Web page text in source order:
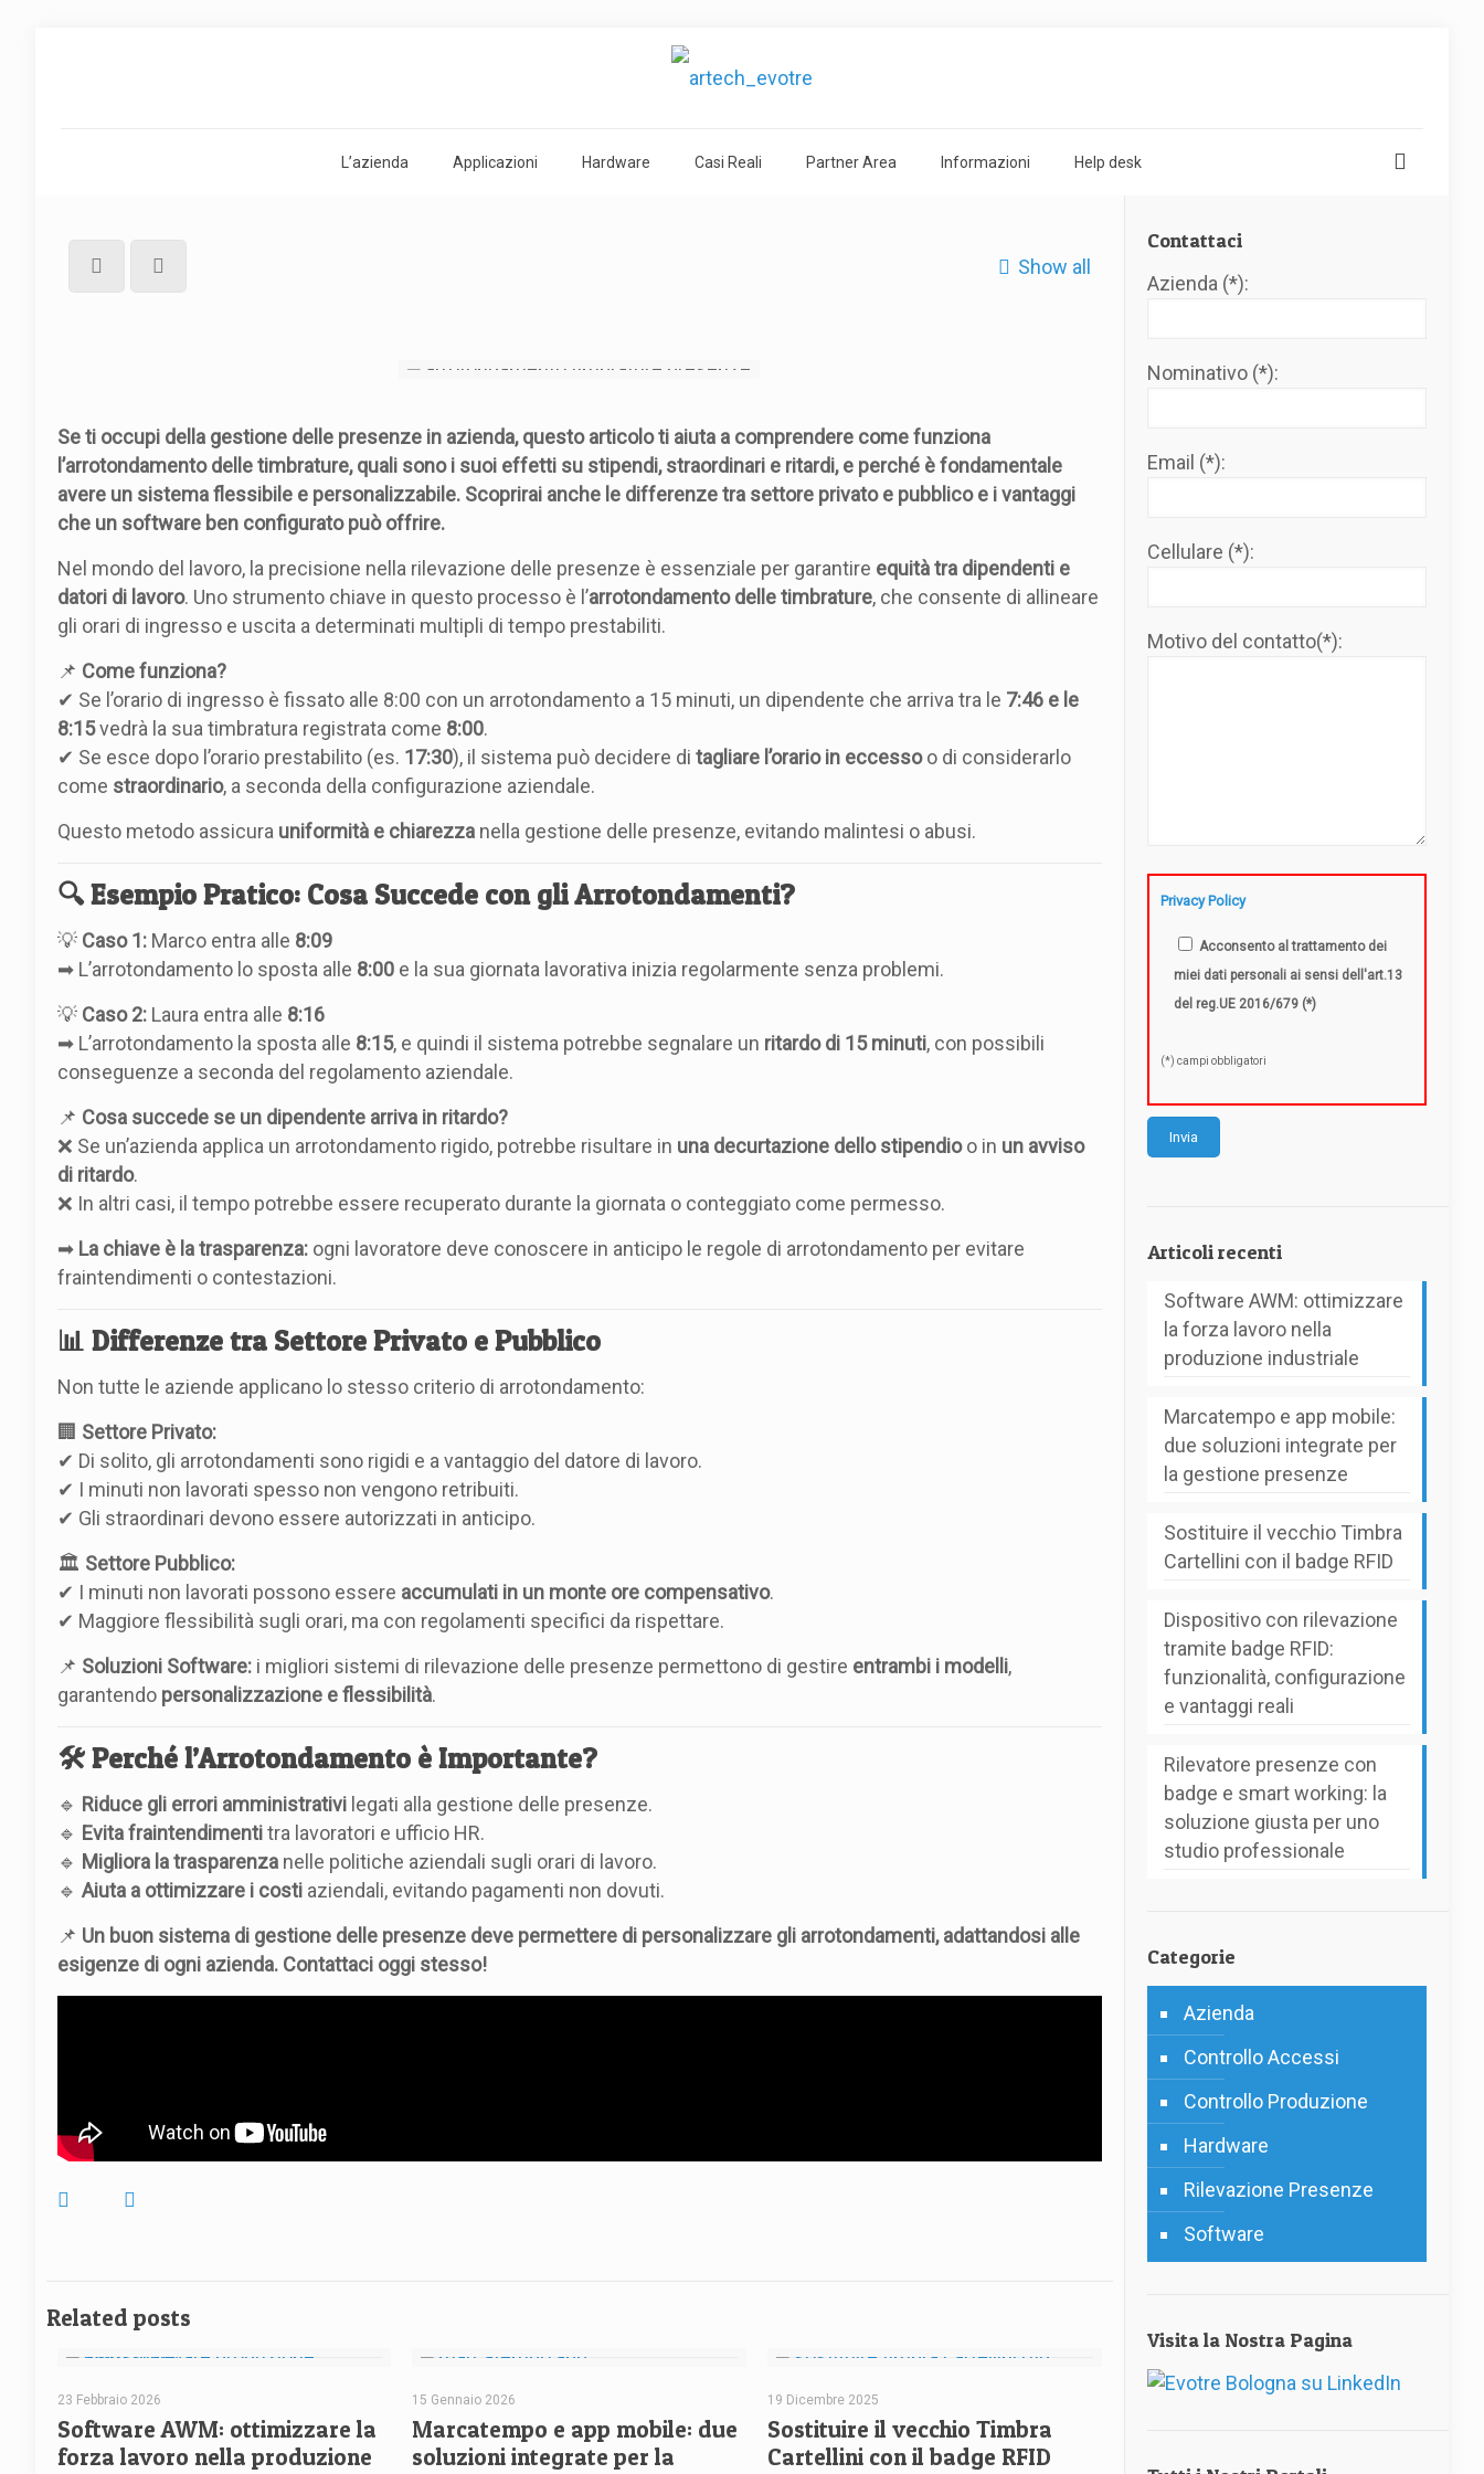
L’azienda Applicazioni Hardware Casi Reali Partner Area Informazioni Help desk
Show all
Se ti occupi della gestione delle presenze in azienda, questo articolo ti aiuta a comprendere come funziona
l’arrotondamento delle timbrature, quali sono i suoi effetti su stipendi, straordinari e ritardi, e perché è fondamentale
avere un sistema flessibile e personalizzabile. Scoprirai anche le differenze tra settore privato e pubblico e i vantaggi
che un software ben configurato può offrire.
Nel mondo del lavoro, la precisione nella rilevazione delle presenze è essenziale per garantire equità tra dipendenti e
datori di lavoro. Uno strumento chiave in questo processo è l’arrotondamento delle timbrature, che consente di allineare
gli orari di ingresso e uscita a determinati multipli di tempo prestabiliti.
📌 Come funziona?
✔ Se l’orario di ingresso è fissato alle 8:00 con un arrotondamento a 15 minuti, un dipendente che arriva tra le 7:46 e le
8:15vedrà la sua timbratura registrata come 8:00.
✔ Se esce dopo l’orario prestabilito (es. 17:30), il sistema può decidere di tagliare l’orario in eccessoo di considerarlo
come straordinario, a seconda della configurazione aziendale.
Questo metodo assicura uniformità e chiarezzanella gestione delle presenze, evitando malintesi o abusi.
🔍 Esempio Pratico: Cosa Succede con gli Arrotondamenti?
💡 Caso 1:Marco entra alle 8:09
➡ L’arrotondamento lo sposta alle 8:00e la sua giornata lavorativa inizia regolarmente senza problemi.
💡 Caso 2:Laura entra alle 8:16
➡ L’arrotondamento la sposta alle 8:15, e quindi il sistema potrebbe segnalare un ritardo di 15 minuti, con possibili
conseguenze a seconda del regolamento aziendale.
📌 Cosa succede se un dipendente arriva in ritardo?
❌ Se un’azienda applica un arrotondamento rigido, potrebbe risultare in una decurtazione dello stipendioo in un avviso
di ritardo.
❌ In altri casi, il tempo potrebbe essere recuperato durante la giornata o conteggiato come permesso.
➡ La chiave è la trasparenza:ogni lavoratore deve conoscere in anticipo le regole di arrotondamento per evitare
fraintendimenti o contestazioni.
📊 Differenze tra Settore Privato e Pubblico
Non tutte le aziende applicano lo stesso criterio di arrotondamento:
🏢 Settore Privato:
✔ Di solito, gli arrotondamenti sono rigidi e a vantaggio del datore di lavoro.
✔ I minuti non lavorati spesso non vengono retribuiti.
✔ Gli straordinari devono essere autorizzati in anticipo.
🏛 Settore Pubblico:
✔ I minuti non lavorati possono essere accumulati in un monte ore compensativo.
✔ Maggiore flessibilità sugli orari, ma con regolamenti specifici da rispettare.
📌 Soluzioni Software:i migliori sistemi di rilevazione delle presenze permettono di gestire entrambi i modelli,
garantendo personalizzazione e flessibilità.
🛠 Perché l’Arrotondamento è Importante?
🔹 Riduce gli errori amministrativilegati alla gestione delle presenze.
🔹 Evita fraintendimentitra lavoratori e ufficio HR.
🔹 Migliora la trasparenzanelle politiche aziendali sugli orari di lavoro.
🔹 Aiuta a ottimizzare i costiaziendali, evitando pagamenti non dovuti.
📌 Un buon sistema di gestione delle presenze deve permettere di personalizzare gli arrotondamenti, adattandosi alle
esigenze di ogni azienda. Contattaci oggi stesso!
Related posts
23 Febbraio 2026
Software AWM: ottimizzare la
forza lavoro nella produzione
15 Gennaio 2026
Marcatempo e app mobile: due
soluzioni integrate per la
19 Dicembre 2025
Sostituire il vecchio Timbra
Cartellini con il badge RFID
Contattaci
Azienda (*):
Nominativo (*):
Email (*):
Cellulare (*):
Motivo del contatto(*):
Privacy Policy
Acconsento al trattamento dei
miei dati personali ai sensi dell'art.13
del reg.UE 2016/679 (*)
(*) campi obbligatori
Articoli recenti
Software AWM: ottimizzare
la forza lavoro nella
produzione industriale
Marcatempo e app mobile:
due soluzioni integrate per
la gestione presenze
Sostituire il vecchio Timbra
Cartellini con il badge RFID
Dispositivo con rilevazione
tramite badge RFID:
funzionalità, configurazione
e vantaggi reali
Rilevatore presenze con
badge e smart working: la
soluzione giusta per uno
studio professionale
Categorie
Azienda
Controllo Accessi
Controllo Produzione
Hardware
Rilevazione Presenze
Software
Visita la Nostra Pagina